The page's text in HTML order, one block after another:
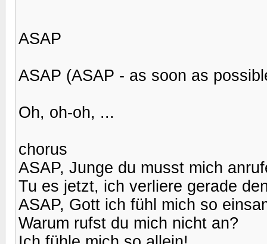
ASAP
ASAP (ASAP - as soon as
Oh, oh-oh, ...
chorus
ASAP, Junge du musst mich
Tu es jetzt, ich verliere gerade
ASAP, Gott ich fühl mich so
Warum rufst du mich nicht an?